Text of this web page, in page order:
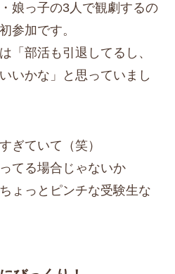
娘っ子の3人で観劇するの
参加です。
「部活も引退してるし、
いかな」と思っていまし
ぎていて（笑）
てる場合じゃないか
ょっとピンチな受験生な